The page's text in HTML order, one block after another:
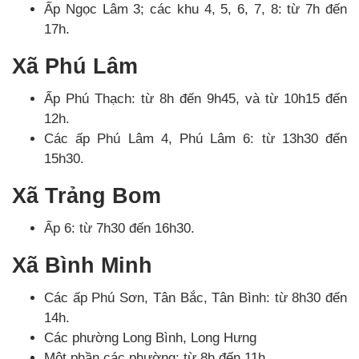
Ấp Ngọc Lâm 3; các khu 4, 5, 6, 7, 8: từ 7h đến
17h.
Xã Phú Lâm
Ấp Phú Thạch: từ 8h đến 9h45, và từ 10h15 đến
12h.
Các ấp Phú Lâm 4, Phú Lâm 6: từ 13h30 đến
15h30.
Xã Trảng Bom
Ấp 6: từ 7h30 đến 16h30.
Xã Bình Minh
Các ấp Phú Sơn, Tân Bắc, Tân Bình: từ 8h30 đến
14h.
Các phường Long Bình, Long Hưng